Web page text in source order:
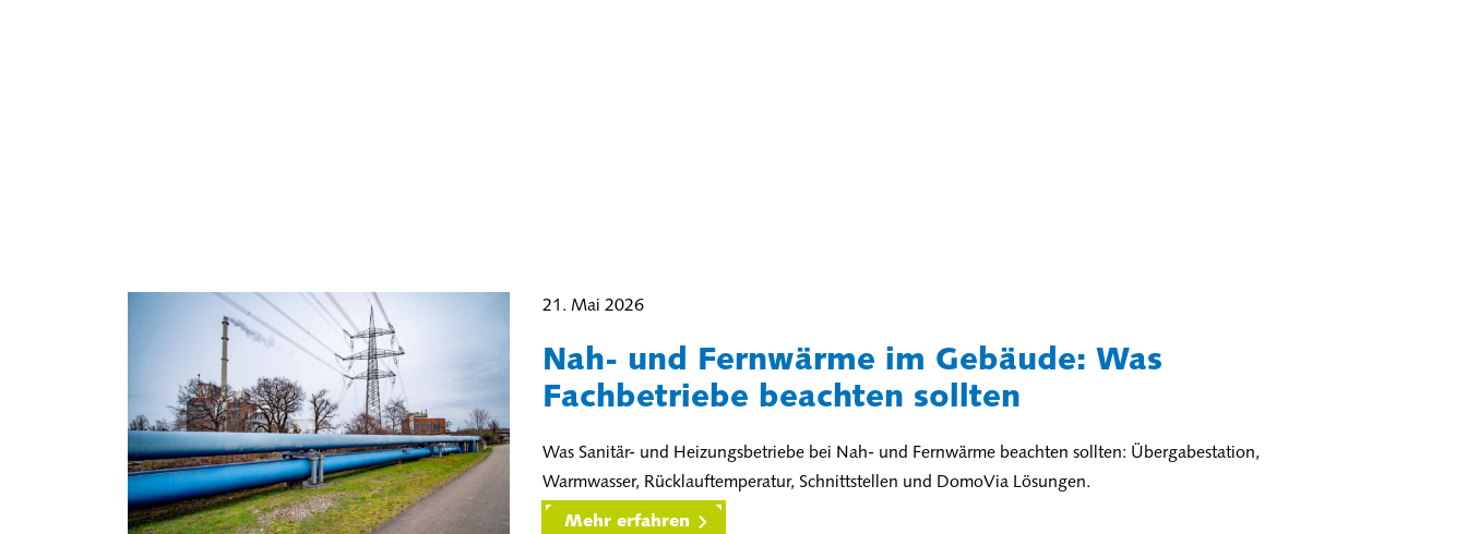
21. Mai 2026
Nah- und Fernwärme im Gebäude: Was
Fachbetriebe beachten sollten
Was Sanitär- und Heizungsbetriebe bei Nah- und Fernwärme beachten sollten: Übergabestation,
Warmwasser, Rücklauftemperatur, Schnittstellen und DomoVia Lösungen.
Mehr erfahren